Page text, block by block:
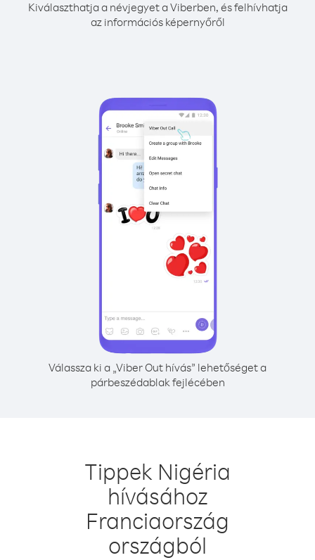
Kiválaszthatja a névjegyet a Viberben, és felhívhatja
az információs képernyőről
Válassza ki a „Viber Out hívás” lehetőséget a
párbeszédablak fejlécében
Tippek Nigéria
hívásához
Franciaország
országból